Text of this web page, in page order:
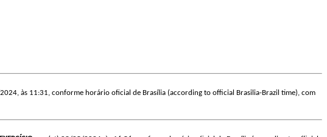
às 11:31, conforme horário oficial de Brasília (according to official Brasilia-Brazil time), com